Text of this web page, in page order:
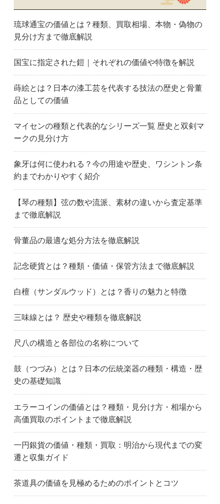
琉球通宝の価値とは？種類、買取相場、本物・偽物の
見分け方まで徹底解説
国宝に指定された鎧｜それぞれの価値や特徴を解説
蒔絵とは？日本の漆工芸を代表する技法の歴史と骨董
品としての価値
マイセンの種類と代表的なシリーズ一覧 歴史と双剣マ
ークの見分け方
象牙は何に使われる？今の用途や歴史、ワシントン条
約までわかりやすく紹介
【琴の種類】弦の数や流派、素材の違いから査定基準
まで徹底解説
骨董品の最適な処分方法を徹底解説
記念硬貨とは？種類・価値・保管方法まで徹底解説
白檀（サンダルウッド）とは？香りの魅力と特徴
三味線とは？ 歴史や種類を徹底解説
尺八の構造と各部位の名称について
鼓（つづみ）とは？日本の伝統楽器の種類・構造・歴
史の基礎知識
エラーコインの価値とは？種類・見分け方・相場から
高価買取のポイントまで徹底解説
一円銀貨の価値・種類・買取：明治から現代までの変
遷と収集ガイド
茶道具の価値を見極めるためのポイントとコツ